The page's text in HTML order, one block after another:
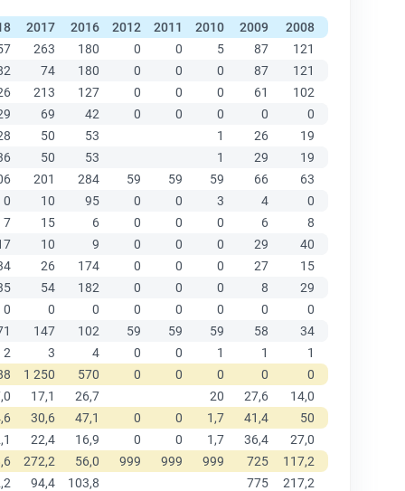
2017 2016 2012 2011 2010 2009 2008